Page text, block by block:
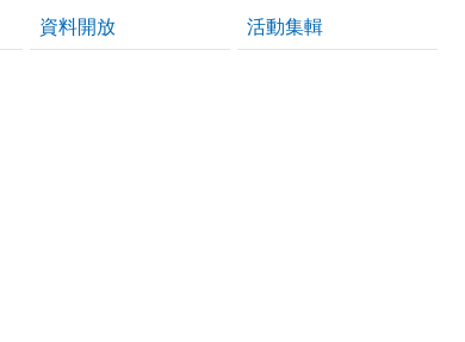
資料開放 活動集輯